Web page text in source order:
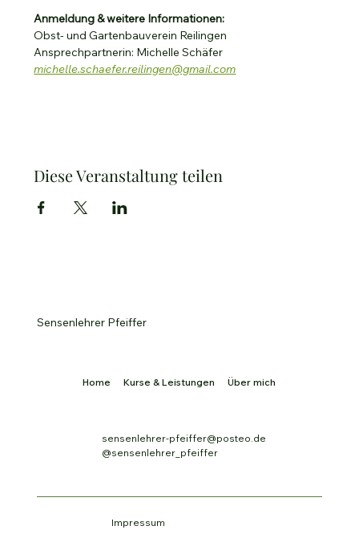
Anmeldung & weitere Informationen:
Obst- und Gartenbauverein Reilingen
Ansprechpartnerin: Michelle Schäfer
michelle.schaefer.reilingen@gmail.com
Diese Veranstaltung teilen
Sensenlehrer Pfeiffer
Home Kurse & Leistungen Über mich
sensenlehrer-pfeiffer@posteo.de
@sensenlehrer_pfeiffer
Impressum